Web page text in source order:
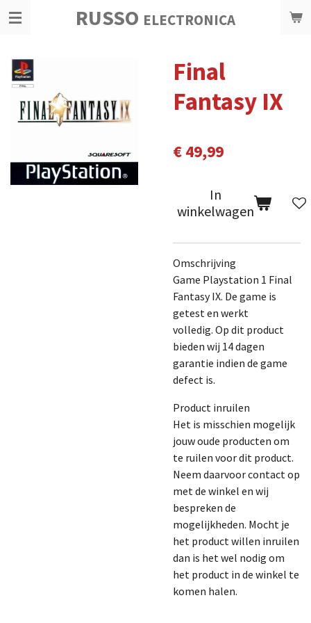
Ga
hoofdinhoud
RUSSO ELECTRONICA
Final
Fantasy IX
€ 49,99
In
winkelwagen
Omschrijving
Game Playstation 1 Final
Fantasy IX. De game is
getest en werkt
volledig. Op dit product
bieden wij 14 dagen
garantie indien de game
defect is.
Product inruilen
Het is misschien mogelijk
jouw oude producten om
te ruilen voor dit product.
Neem daarvoor contact op
met de winkel en wij
bespreken de
mogelijkheden. Mocht je
het product willen inruilen
dan is het wel nodig om
het product in de winkel te
komen halen.